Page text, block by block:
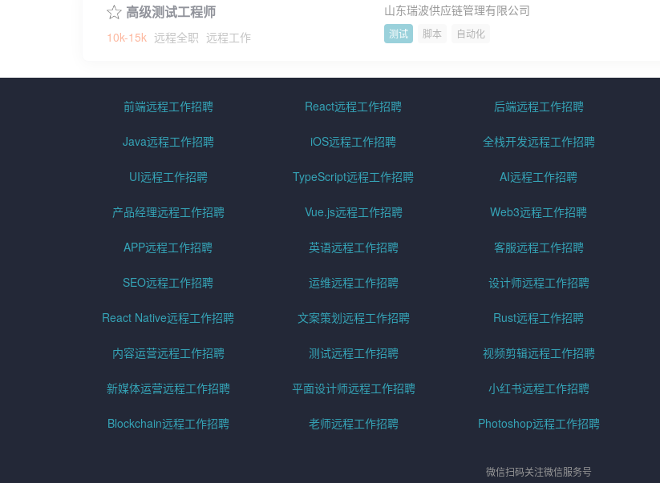
高级测试工程师
10k-15k 远程全职 远程工作
山东瑞波供应链管理有限公司
测试 脚本 自动化
前端远程工作招聘 React远程工作招聘 后端远程工作招聘
Java远程工作招聘 iOS远程工作招聘 全栈开发远程工作招聘
UI远程工作招聘 TypeScript远程工作招聘 AI远程工作招聘
产品经理远程工作招聘 Vue.js远程工作招聘 Web3远程工作招聘
APP远程工作招聘 英语远程工作招聘 客服远程工作招聘
SEO远程工作招聘 运维远程工作招聘 设计师远程工作招聘
React Native远程工作招聘 文案策划远程工作招聘 Rust远程工作招聘
内容运营远程工作招聘 测试远程工作招聘 视频剪辑远程工作招聘
新媒体运营远程工作招聘 平面设计师远程工作招聘 小红书远程工作招聘
Blockchain远程工作招聘 老师远程工作招聘 Photoshop远程工作招聘
微信扫码关注微信服务号